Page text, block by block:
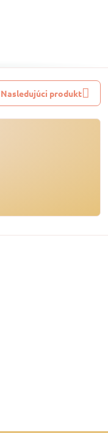
Nasledujúci produkt